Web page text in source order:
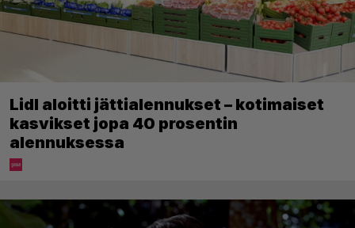
Lidl aloitti jättialennukset – kotimaiset
kasvikset jopa 40 prosentin
alennuksessa